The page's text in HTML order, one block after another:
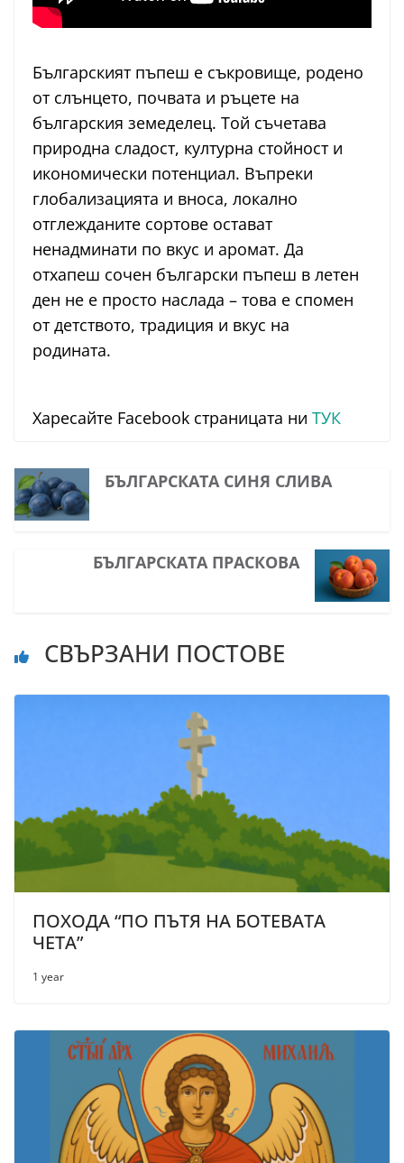
Българският пъпеш е съкровище, родено
от слънцето, почвата и ръцете на
българския земеделец. Той съчетава
природна сладост, културна стойност и
икономически потенциал. Въпреки
глобализацията и вноса, локално
отглежданите сортове остават
ненадминати по вкус и аромат. Да
отхапеш сочен български пъпеш в летен
ден не е просто наслада – това е спомен
от детството, традиция и вкус на
родината.
Харесайте Facebook страницата ни ТУК
БЪЛГАРСКАТА СИНЯ СЛИВА
БЪЛГАРСКАТА ПРАСКОВА
СВЪРЗАНИ ПОСТОВЕ
ПОХОДА “ПО ПЪТЯ НА БОТЕВАТА
ЧЕТА”
1 year